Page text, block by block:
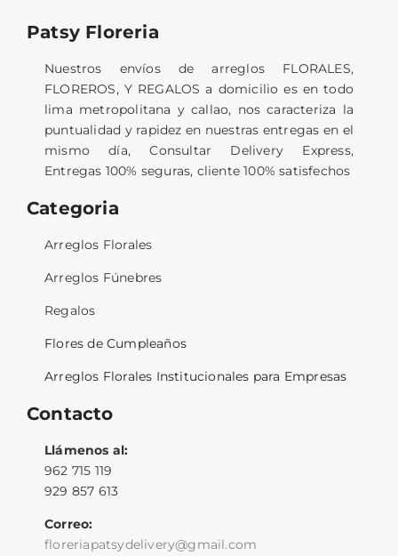
Patsy Floreria
Nuestros envíos de arreglos FLORALES,
FLOREROS, Y REGALOS a domicilio es en todo
lima metropolitana y callao, nos caracteriza la
puntualidad y rapidez en nuestras entregas en el
mismo día, Consultar Delivery Express,
Entregas 100% seguras, cliente 100% satisfechos
Categoria
Arreglos Florales
Arreglos Fúnebres
Regalos
Flores de Cumpleaños
Arreglos Florales Institucionales para Empresas
Contacto
Llámenos al:
962 715 119
929 857 613
Correo:
floreriapatsydelivery@gmail.com